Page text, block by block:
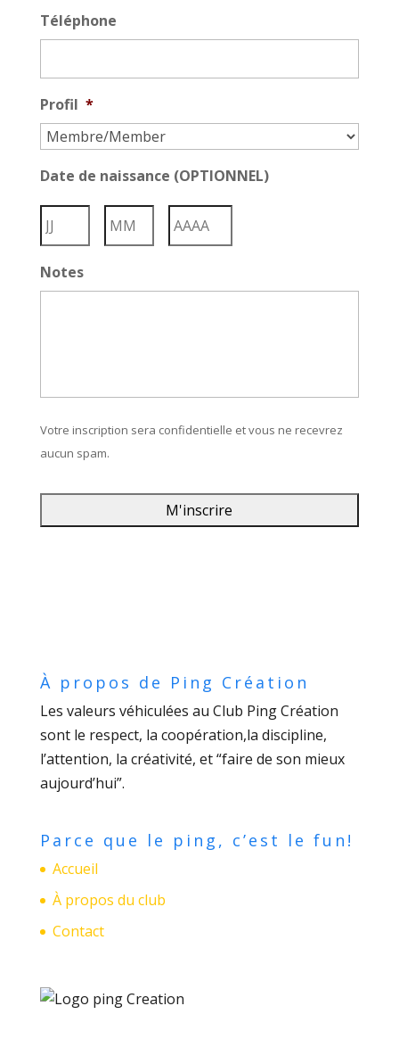
Téléphone
Profil *
Date de naissance (OPTIONNEL)
Notes
Votre inscription sera confidentielle et vous ne recevrez
aucun spam.
À propos de Ping Création
Les valeurs véhiculées au Club Ping Création
sont le respect, la coopération,la discipline,
l’attention, la créativité, et “faire de son mieux
aujourd’hui”.
Parce que le ping, c’est le fun!
Accueil
À propos du club
Contact